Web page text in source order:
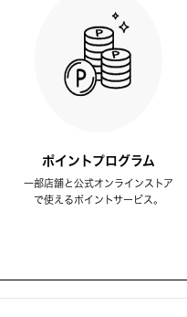
ポイントプログラム
一部店舗と公式オンラインストア
で使えるポイントサービス。